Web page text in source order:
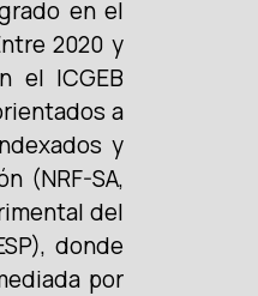
en el
2020 y
el ICGEB
a
y
(NRF-SA,
del
donde
por